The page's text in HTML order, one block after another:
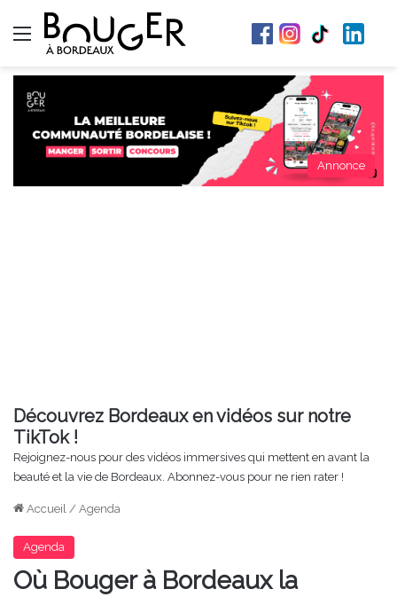
Menu
Annonce
Découvrez Bordeaux en vidéos sur notre
TikTok !
Rejoignez-nous pour des vidéos immersives qui mettent en avant la
beauté et la vie de Bordeaux. Abonnez-vous pour ne rien rater !
Accueil / Agenda
Agenda
Où Bouger à Bordeaux la